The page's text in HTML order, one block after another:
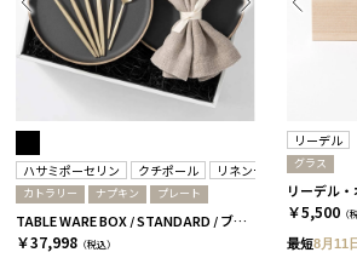
ハサミポーセリン クチポール リネンテイルズ
カトラリー ナプキン プレート
TABLE WARE BOX / STANDARD / ブラック
￥37,998 （税込）
リーデル
グラス
￥5,500 （
最短8月11